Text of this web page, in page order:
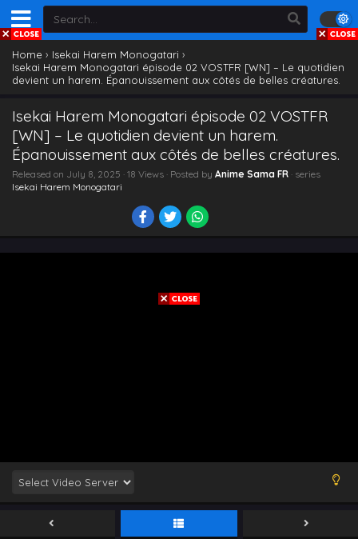
Home › Isekai Harem Monogatari ›
Isekai Harem Monogatari épisode 02 VOSTFR [WN] – Le quotidien
devient un harem. Épanouissement aux côtés de belles créatures.
Isekai Harem Monogatari épisode 02 VOSTFR
[WN] – Le quotidien devient un harem.
Épanouissement aux côtés de belles créatures.
Released on July 8, 2025 · 18 Views · Posted by Anime Sama FR · series
Isekai Harem Monogatari